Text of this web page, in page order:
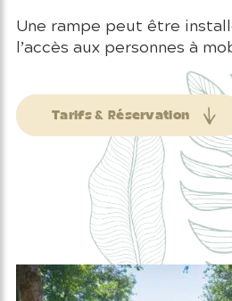
Une rampe peut être
l’accès aux personnes à
Tarifs & Réservation